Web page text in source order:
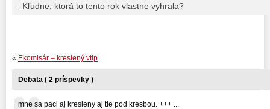
– Kľudne, ktorá to tento rok vlastne vyhrala?
« Ekomisár – kreslený vtip
Debata ( 2 príspevky )
mne sa paci aj kresleny aj tie pod kresbou. +++ ...